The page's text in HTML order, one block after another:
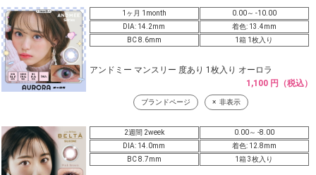
1ヶ月 1month
0.00～ -10.00
DIA: 14.2mm
着色: 13.4mm
BC 8.6mm
1箱 1枚入り
アンドミー マンスリー 度あり 1枚入り オーロラ
1,100 円（税込）
ブランドページ 非表示
2週間 2week
0.00～ -8.00
DIA: 14.0mm
着色: 12.8mm
BC 8.7mm
1箱 3枚入り